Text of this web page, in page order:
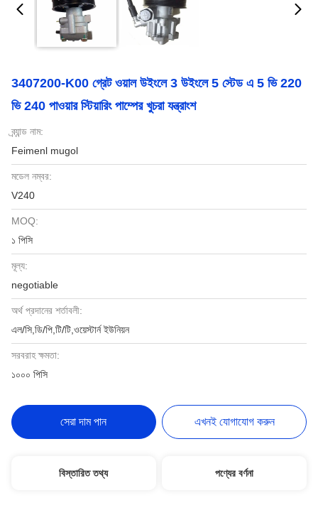
3407200-K00 গ্রেট ওয়াল উইংলে 3 উইংলে 5 স্টেড এ 5 ভি 220
ভি 240 পাওয়ার স্টিয়ারিং পাম্পের খুচরা যন্ত্রাংশ
ব্র্যান্ড নাম:
Feimenl mugol
মডেল নম্বর:
V240
MOQ:
১ পিসি
মূল্য:
negotiable
অর্থ প্রদানের শর্তাবলী:
এল/সি,ডি/পি,টি/টি,ওয়েস্টার্ন ইউনিয়ন
সরবরাহ ক্ষমতা:
১০০০ পিসি
সেরা দাম পান এখনই যোগাযোগ করুন
বিস্তারিত তথ্য পণ্যের বর্ণনা